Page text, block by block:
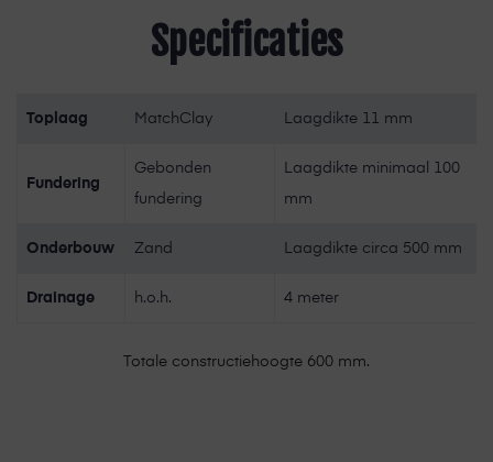
Specificaties
Toplaag MatchClay Laagdikte 11 mm
Fundering
Gebonden
fundering
Laagdikte minimaal 100
mm
Onderbouw Zand Laagdikte circa 500 mm
Drainage h.o.h. 4 meter
Totale constructiehoogte 600 mm.